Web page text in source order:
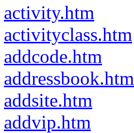
activity.htm
activityclass.htm
addcode.htm
addressbook.htm
addsite.htm
addvip.htm